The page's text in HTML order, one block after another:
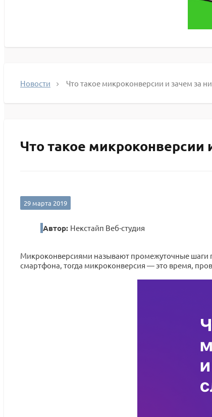
Новости Что такое микроконверсии и зачем за
Что такое микроконверсии
29 марта 2019
Автор: Некстайп Веб-студия
Микроконверсиями называют промежуточные шаги
смартфона, тогда микроконверсия — это время,